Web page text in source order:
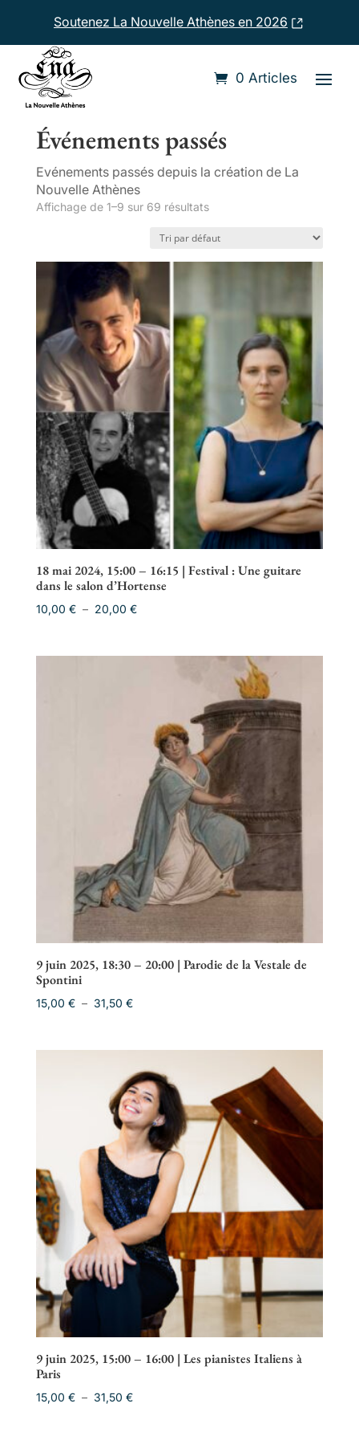
Soutenez La Nouvelle Athènes en 2026
0 Articles
Accueil/ Événements passés
Événements passés
Evénements passés depuis la création de La
Nouvelle Athènes
Affichage de 1–9 sur 69 résultats
18 mai 2024, 15:00 – 16:15 | Festival : Une guitare
dans le salon d’Hortense
10,00 € – 20,00 €Plage
9 juin 2025, 18:30 – 20:00 | Parodie de la Vestale de
Spontini
15,00 € – 31,50 €Plage
à
31,50 €
9 juin 2025, 15:00 – 16:00 | Les pianistes Italiens à
Paris
15,00 € – 31,50 €Plage